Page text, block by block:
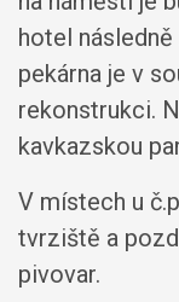
hotel
pekárna je v
rekonstrukci.
kavkazskou
V místech u
tvrziště a
pivovar.